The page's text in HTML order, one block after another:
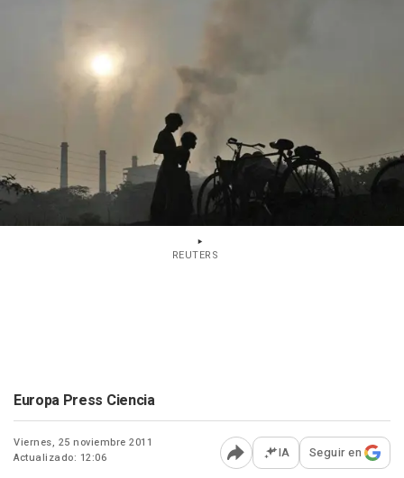
REUTERS
Europa Press Ciencia
Viernes, 25 noviembre 2011
Actualizado: 12:06
Abrir opciones para
IA Seguir en